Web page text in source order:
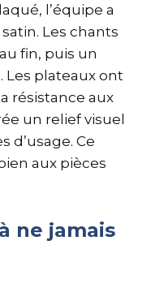
l’équipe a
Les chants
fin, puis un
Les plateaux ont
résistance aux
un relief visuel
d’usage. Ce
aux pièces
ne jamais